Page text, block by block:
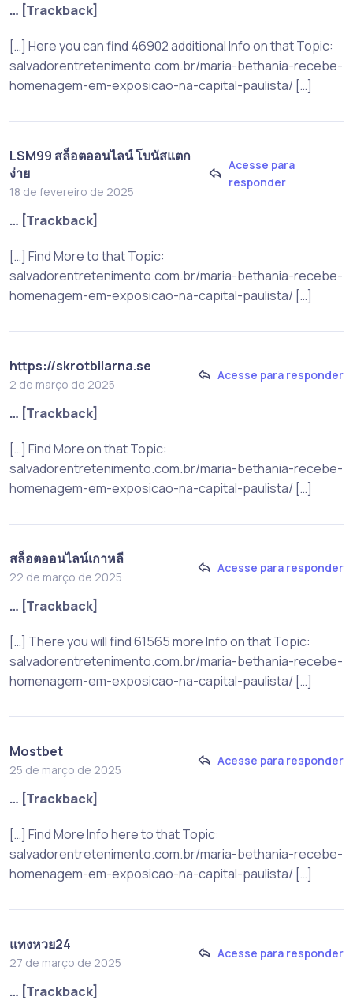
… [Trackback]
[…] Here you can find 46902 additional Info on that Topic:
salvadorentretenimento.com.br/maria-bethania-recebe-
homenagem-em-exposicao-na-capital-paulista/ […]
LSM99 สล็อตออนไลน์ โบนัสแตก
ง่าย
18 de fevereiro de 2025
Acesse para
responder
… [Trackback]
[…] Find More to that Topic:
salvadorentretenimento.com.br/maria-bethania-recebe-
homenagem-em-exposicao-na-capital-paulista/ […]
https://skrotbilarna.se
2 de março de 2025
Acesse para responder
… [Trackback]
[…] Find More on that Topic:
salvadorentretenimento.com.br/maria-bethania-recebe-
homenagem-em-exposicao-na-capital-paulista/ […]
สล็อตออนไลน์เกาหลี
22 de março de 2025
Acesse para responder
… [Trackback]
[…] There you will find 61565 more Info on that Topic:
salvadorentretenimento.com.br/maria-bethania-recebe-
homenagem-em-exposicao-na-capital-paulista/ […]
Mostbet
25 de março de 2025
Acesse para responder
… [Trackback]
[…] Find More Info here to that Topic:
salvadorentretenimento.com.br/maria-bethania-recebe-
homenagem-em-exposicao-na-capital-paulista/ […]
แทงหวย24
27 de março de 2025
Acesse para responder
… [Trackback]